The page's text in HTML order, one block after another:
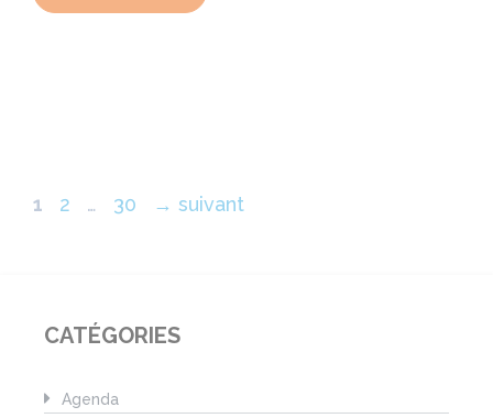
Page
1 Page
2 … Page
30 → suivant
CATÉGORIES
Agenda